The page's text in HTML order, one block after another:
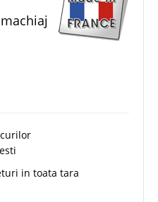
in toata tara